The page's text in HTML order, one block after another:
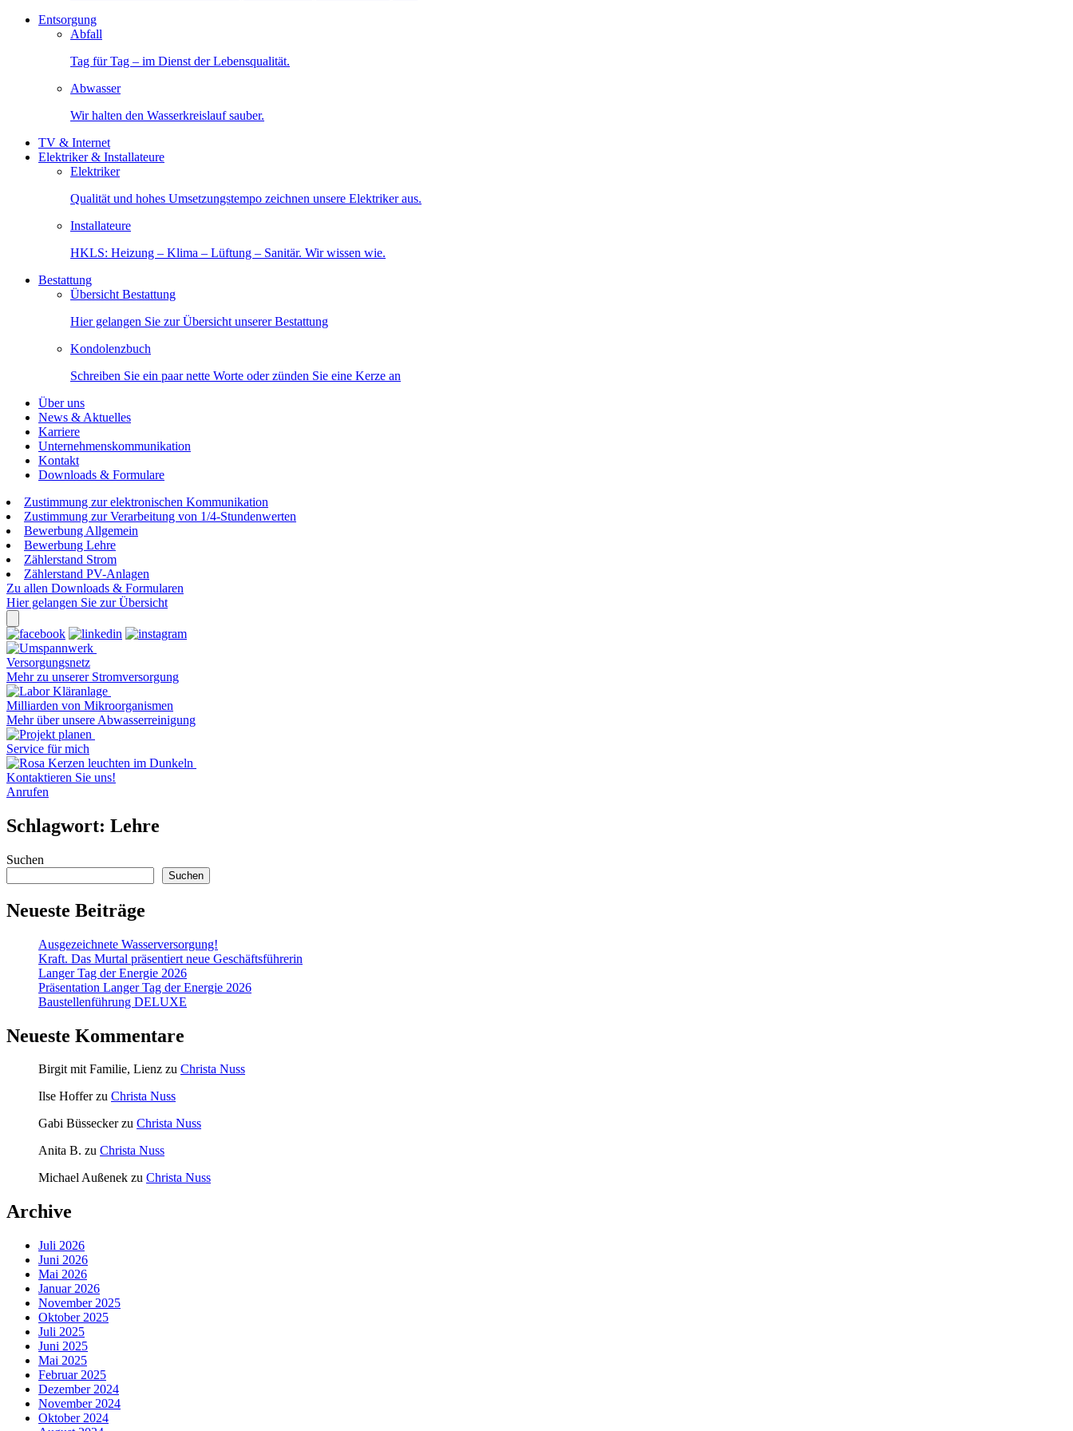
Entsorgung
Abfall
Tag für Tag – im Dienst der Lebensqualität.
Abwasser
Wir halten den Wasserkreislauf sauber.
TV & Internet
Elektriker & Installateure
Elektriker
Qualität und hohes Umsetzungstempo zeichnen unsere Elektriker aus.
Installateure
HKLS: Heizung – Klima – Lüftung – Sanitär. Wir wissen wie.
Bestattung
Übersicht Bestattung
Hier gelangen Sie zur Übersicht unserer Bestattung
Kondolenzbuch
Schreiben Sie ein paar nette Worte oder zünden Sie eine Kerze an
Über uns
News & Aktuelles
Karriere
Unternehmenskommunikation
Kontakt
Downloads & Formulare
Zustimmung zur elektronischen Kommunikation
Zustimmung zur Verarbeitung von 1/4-Stundenwerten
Bewerbung Allgemein
Bewerbung Lehre
Zählerstand Strom
Zählerstand PV-Anlagen
Zu allen Downloads & Formularen
Hier gelangen Sie zur Übersicht
Versorgungsnetz
Mehr zu unserer Stromversorgung
Milliarden von Mikroorganismen
Mehr über unsere Abwasserreinigung
Service für mich
Kontaktieren Sie uns!
Anrufen
Schlagwort: Lehre
Suchen
Suchen
Neueste Beiträge
Ausgezeichnete Wasserversorgung!
Kraft. Das Murtal präsentiert neue Geschäftsführerin
Langer Tag der Energie 2026
Präsentation Langer Tag der Energie 2026
Baustellenführung DELUXE
Neueste Kommentare
Birgit mit Familie, Lienz zu Christa Nuss
Ilse Hofferzu Christa Nuss
Gabi Büsseckerzu Christa Nuss
Anita B. zu Christa Nuss
Michael Außenek zu Christa Nuss
Archive
Juli 2026
Juni 2026
Mai 2026
Januar 2026
November 2025
Oktober 2025
Juli 2025
Juni 2025
Mai 2025
Februar 2025
Dezember 2024
November 2024
Oktober 2024